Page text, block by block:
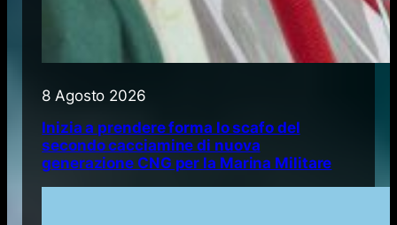
8 Agosto 2026
Inizia a prendere forma lo scafo del
secondo cacciamine di nuova
generazione CNG per la Marina Militare